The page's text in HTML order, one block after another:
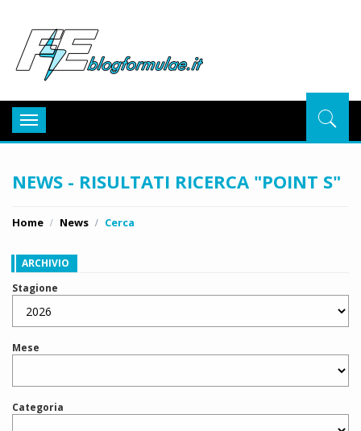
Toggle
navigation
NEWS - RISULTATI RICERCA "POINT S"
Home News Cerca
ARCHIVIO
Stagione
Mese
Categoria